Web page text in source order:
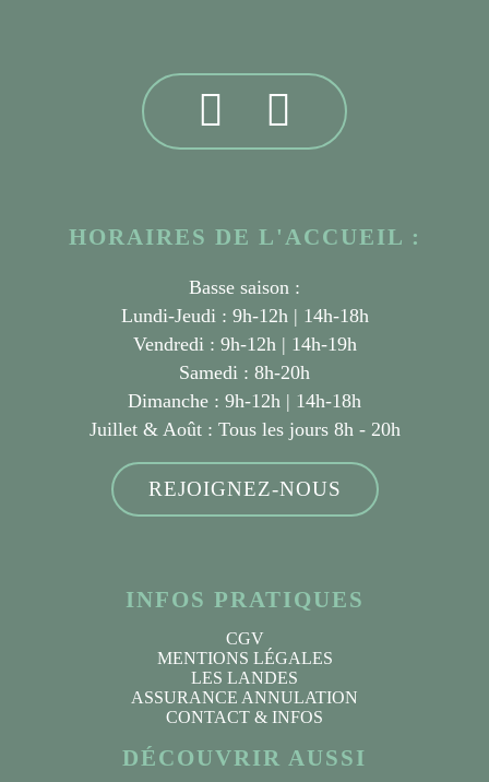
HORAIRES DE L'ACCUEIL :
Basse saison :
Lundi-Jeudi : 9h-12h | 14h-18h
Vendredi : 9h-12h | 14h-19h
Samedi : 8h-20h
Dimanche : 9h-12h | 14h-18h
Juillet & Août : Tous les jours 8h - 20h
REJOIGNEZ-NOUS
INFOS PRATIQUES
CGV
MENTIONS LÉGALES
LES LANDES
ASSURANCE ANNULATION
CONTACT & INFOS
DÉCOUVRIR AUSSI